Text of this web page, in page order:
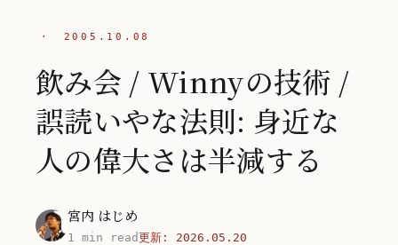
· 2005.10.08
飲み会 / Winnyの技術 /
誤読いやな法則: 身近な
人の偉大さは半減する
宮内 はじめ
1 min read更新: 2026.05.20